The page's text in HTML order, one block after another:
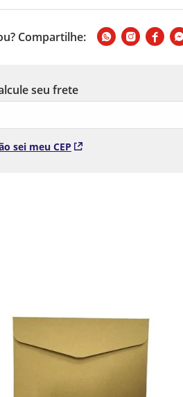
Compartilhe:
sei meu CEP